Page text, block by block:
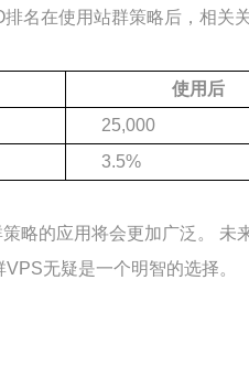
名在使用站群策略后，相关
使用后
25,000
3.5%
的应用将会更加广泛。 未
无疑是一个明智的选择。